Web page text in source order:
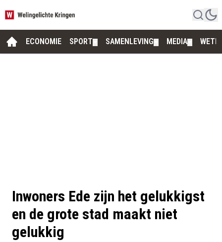
ECONOMIE SPORT SAMENLEVING MEDIA
Inwoners Ede zijn het gelukkigst
en de grote stad maakt niet
gelukkig